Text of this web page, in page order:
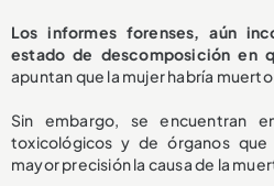
Los informes forenses, aún
estado de descomposición en
apuntan que la mujer habría
Sin embargo, se encuentran
toxicológicos y de órganos
mayor precisión la causa de la